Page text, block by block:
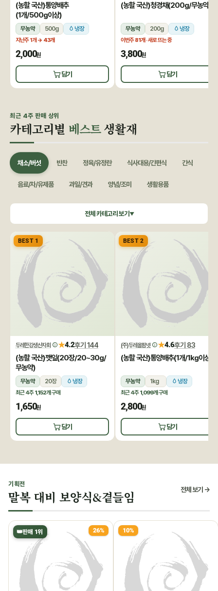
(농할 국산)통양배추
(1개/500g이상)
무농약 500g 냉장
지난주 1개 → 43개
2,000원
담기
(농할 국산)청경채(200g/무농약)
무농약 200g 냉장
이번주81개 · 새로 뜨는 중
3,800원
담기
최근 4주 판매 상위
카테고리별 베스트생활재
채소/버섯 반찬 정육/유정란 식사대용/간편식 간식
음료/차/유제품 과일/견과 양념/조미 생활용품
쌀/잡곡 수산/건어물 공정무역(민중교역) 건강식품/꿀
전체 카테고리 보기▼
BEST 1
두레한강생산자회 ★4.2후기 144
(농할 국산)깻잎(20장/20~30g/
무농약)
무농약 20장 냉장
최근 4주1,152개 구매
1,650원
담기
BEST 2
(주)두레올팜넷 ★4.6후기 83
(농할 국산)통양배추(1개/1kg이상)
무농약 1kg 냉장
최근 4주1,099개 구매
2,800원
담기
기획전
말복 대비 보양식&곁들임 전체 보기 →
👑판매 1위 26% 10%